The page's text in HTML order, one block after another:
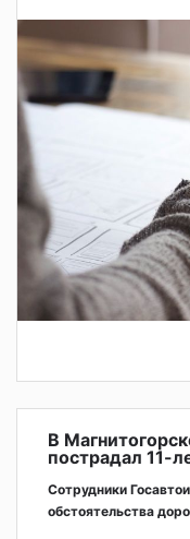
В
пострадал 11-
Сотрудники
обстоятельства